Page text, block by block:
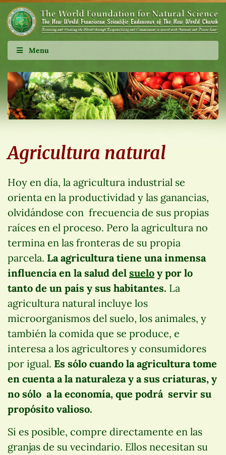
Menu
Agricultura natural
Hoy en día, la agricultura industrial se
orienta en la productividad y las ganancias,
olvidándose con frecuencia de sus propias
raíces en el proceso. Pero la agricultura no
termina en las fronteras de su propia
parcela. La agricultura tiene una inmensa
influencia en la salud del suelo y por lo
tanto de un país y sus habitantes. La
agricultura natural incluye los
microorganismos del suelo, los animales, y
también la comida que se produce, e
interesa a los agricultores y consumidores
por igual. Es sólo cuando la agricultura tome
en cuenta a la naturaleza y a sus criaturas, y
no sólo a la economía, que podrá servir su
propósito valioso.
Si es posible, compre directamente en las
granjas de su vecindario. Ellos necesitan su